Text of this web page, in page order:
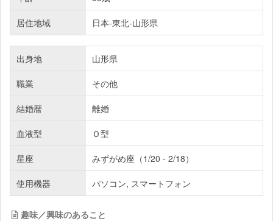
居住地域 日本-東北-山形県
出身地 山形県
職業 その他
結婚暦 離婚
血液型 Ｏ型
星座 みずがめ座（1/20 - 2/18）
使用機器 パソコン, スマートフォン
趣味／興味のあること